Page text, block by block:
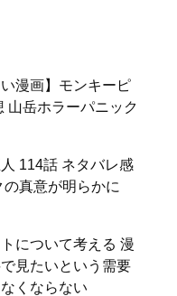
い漫画】モンキーピ
山岳ホラーパニック
114話 ネタバレ感
の真意が明らかに
について考える 漫
見たいという需要
くならない